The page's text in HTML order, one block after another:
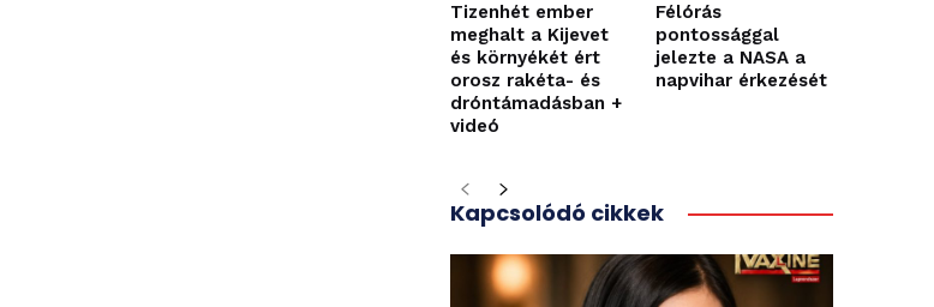
Tizenhét ember
meghalt a Kijevet
és környékét ért
orosz rakéta- és
dróntámadásban +
videó
Félórás
pontossággal
jelezte a NASA a
napvihar érkezését
Kapcsolódó cikkek